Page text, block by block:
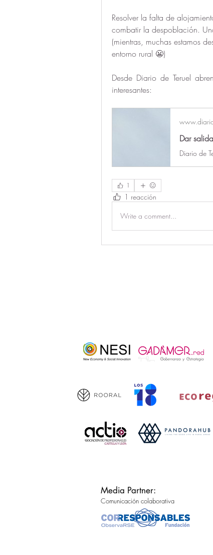
Resolver la falta de
combatir la despoblación.
(mientras, muchas estamos
entorno rural 😬)
Desde Diario de Teruel
interesantes:
Diario de
1
1 reacción
Write a comment...
Media Partner:
Comunicación colaborativa